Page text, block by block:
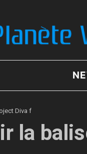
Diva f
la